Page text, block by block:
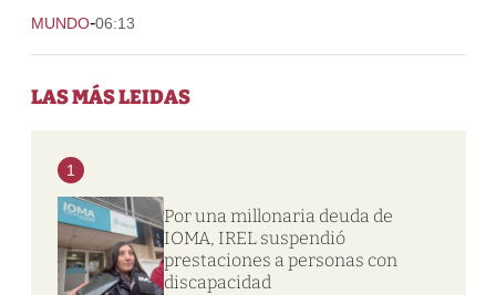
MUNDO-06:13
LAS MÁS LEIDAS
1
Por una millonaria deuda de
IOMA, IREL suspendió
prestaciones a personas con
discapacidad